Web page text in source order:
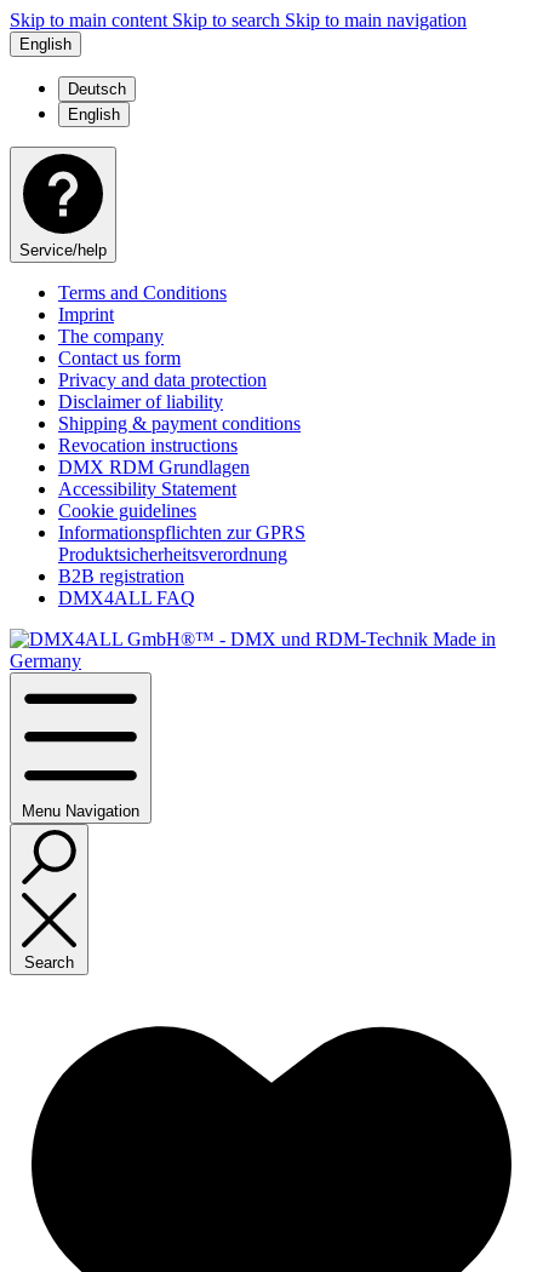
Skip to main content Skip to search Skip to main navigation
English
Deutsch
English
Service/help
Terms and Conditions
Imprint
The company
Contact us form
Privacy and data protection
Disclaimer of liability
Shipping & payment conditions
Revocation instructions
DMX RDM Grundlagen
Accessibility Statement
Cookie guidelines
Informationspflichten zur GPRS
Produktsicherheitsverordnung
B2B registration
DMX4ALL FAQ
Menu Navigation
Search